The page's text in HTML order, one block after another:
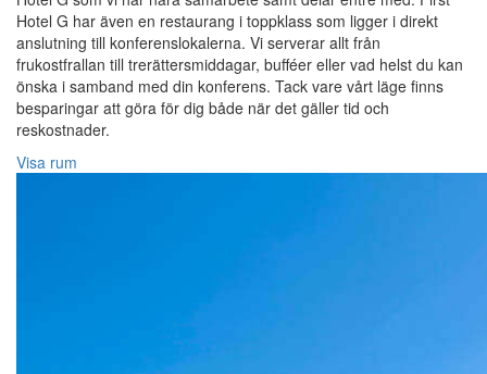
Hotel G har även en restaurang i toppklass som ligger i direkt
anslutning till konferenslokalerna. Vi serverar allt från
frukostfrallan till trerättersmiddagar, bufféer eller vad helst du kan
önska i samband med din konferens. Tack vare vårt läge finns
besparingar att göra för dig både när det gäller tid och
reskostnader.
Visa rum